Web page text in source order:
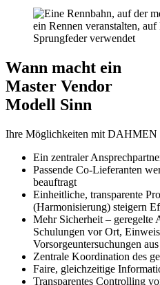
Wann macht ein
Master Vendor
Modell Sinn
Ihre Möglichkeiten mit DAHMEN
Ein zentraler
Passende Co-Lieferanten
beauftragt
Einheitliche, transparente
(Harmonisierung) steigern
Mehr Sicherheit – geregelte
Schulungen vor Ort,
Vorsorgeuntersuchungen
Zentrale Koordination des
Faire, gleichzeitige
Transparentes Controlling